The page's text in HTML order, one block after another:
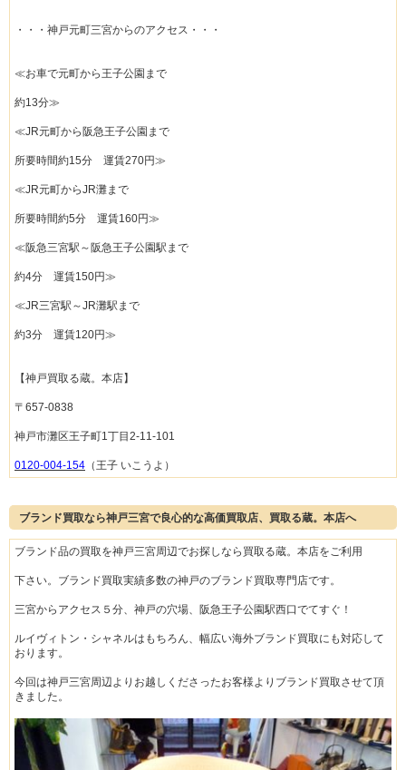
・・・神戸元町三宮からのアクセス・・・
≪お車で元町から王子公園まで
約13分≫
≪JR元町から阪急王子公園まで
所要時間約15分 運賃270円≫
≪JR元町からJR灘まで
所要時間約5分 運賃160円≫
≪阪急三宮駅～阪急王子公園駅まで
約4分 運賃150円≫
≪JR三宮駅～JR灘駅まで
約3分 運賃120円≫
【神戸買取る蔵。本店】
〒657-0838
神戸市灘区王子町1丁目2-11-101
0120-004-154 （王子 いこうよ）
ブランド買取なら神戸三宮で良心的な高価買取店、買取る蔵。本店へ
ブランド品の買取を神戸三宮周辺でお探しなら買取る蔵。本店をご利用
下さい。ブランド買取実績多数の神戸のブランド買取専門店です。
三宮からアクセス５分、神戸の穴場、阪急王子公園駅西口でてすぐ！
ルイヴィトン・シャネルはもちろん、幅広い海外ブランド買取にも対応して
おります。
今回は神戸三宮周辺よりお越しくださったお客様よりブランド買取させて頂
きました。